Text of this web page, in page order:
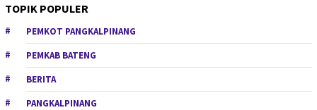
TOPIK POPULER
PEMKOT PANGKALPINANG
PEMKAB BATENG
BERITA
PANGKALPINANG